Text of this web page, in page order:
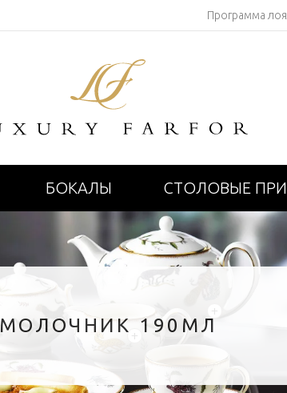
Программа
БОКАЛЫ СТОЛОВЫЕ
+
+
МОЛОЧНИК 190МЛ